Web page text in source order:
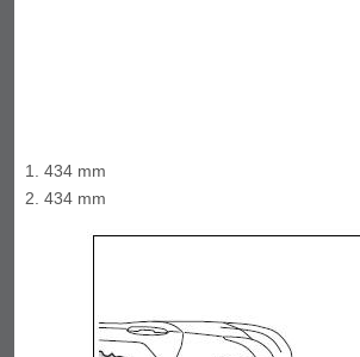
434 mm
434 mm